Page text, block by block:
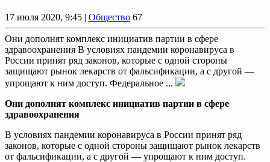
17 июля 2020, 9:45 | Общество 67
Они дополнят комплекс инициатив партии в сфере
здравоохранения В условиях пандемии коронавируса в
России принят ряд законов, которые с одной стороны
защищают рынок лекарств от фальсификации, а с другой —
упрощают к ним доступ. Федеральное ...
Они дополнят комплекс инициатив партии в сфере
здравоохранения
В условиях пандемии коронавируса в России принят ряд
законов, которые с одной стороны защищают рынок лекарств
от фальсификации, а с другой — упрощают к ним доступ.